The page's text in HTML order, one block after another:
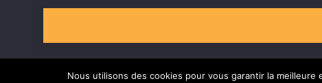
Nous utilisons des cookies pour vous garantir la